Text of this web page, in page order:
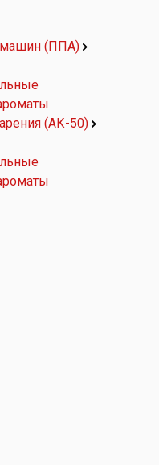
(ППА)
(АК-50)